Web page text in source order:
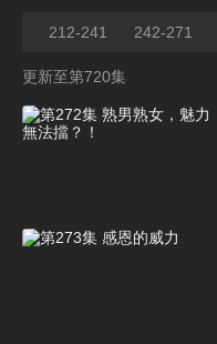
212-241 242-271
更新至第720集